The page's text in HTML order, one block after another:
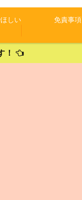
しい
免責事項